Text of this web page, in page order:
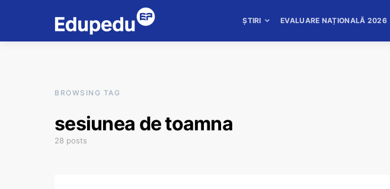
ȘTIRI EVALUARE NAȚIONALĂ 2026
BROWSING TAG
sesiunea de toamna
28 posts